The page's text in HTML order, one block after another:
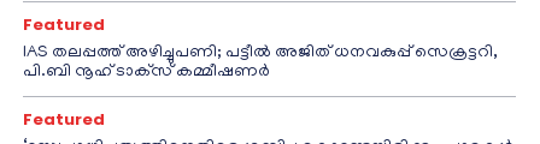
Featured
IAS തലപ്പത്ത് അഴിച്ചുപണി; പട്ടീല്‍ അജിത് ധനവകുപ്പ് സെക്രട്ടറി,
പി.ബി നൂഹ് ടാക്‌സ് കമ്മീഷണര്‍
Featured